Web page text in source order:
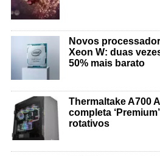
Novos
Xeon W: duas
50% mais barato
Thermaltake A700
completa
rotativos